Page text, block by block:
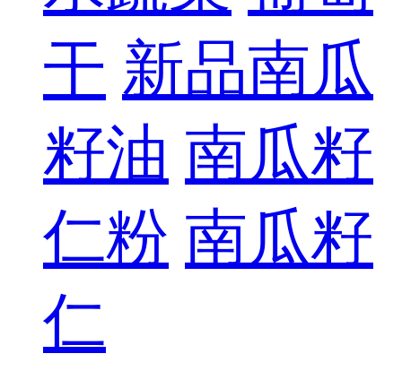
干 新品南瓜
籽油 南瓜籽
仁粉 南瓜籽
仁